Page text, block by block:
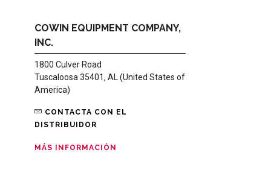
COWIN EQUIPMENT COMPANY,
INC.
1800 Culver Road
Tuscaloosa 35401, AL (United States of
America)
CONTACTA CON EL
DISTRIBUIDOR
MÁS INFORMACIÓN